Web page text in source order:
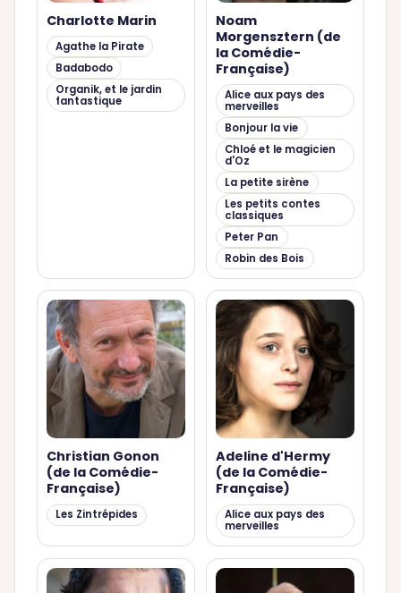
Charlotte Marin
Agathe la Pirate
Badabodo
Organik, et le jardin
fantastique
Noam
Morgensztern (de
la Comédie-
Française)
Alice aux pays des
merveilles
Bonjour la vie
Chloé et le magicien
d'Oz
La petite sirène
Les petits contes
classiques
Peter Pan
Robin des Bois
Christian Gonon
(de la Comédie-
Française)
Les Zintrépides
Adeline d'Hermy
(de la Comédie-
Française)
Alice aux pays des
merveilles